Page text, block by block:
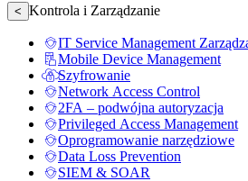
< Kontrola i Zarządzanie
IT Service Management
Mobile Device Management
Szyfrowanie
Network Access Control
2FA – podwójna autoryzacja
Privileged Access Management
Oprogramowanie narzędziowe
Data Loss Prevention
SIEM & SOAR